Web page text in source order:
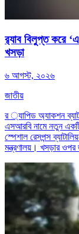
র‍্যাব বিলুপ্ত করে
খসড়া
৬ আগস্ট, ২০২৬
জাতীয়
র ্যাপিড অ্যাকশন
এসআরবি নামে নতুন
স্পেশাল রেসপন্স
মন্ত্রণালয়। খসড়ার ওপর